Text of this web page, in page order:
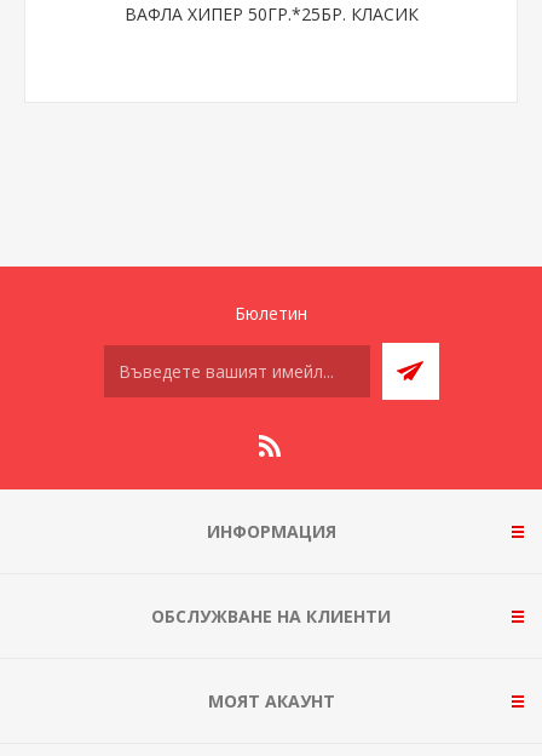
ВАФЛА ХИПЕР 50ГР.*25БР. КЛАСИК
Бюлетин
ИНФОРМАЦИЯ
ОБСЛУЖВАНЕ НА КЛИЕНТИ
МОЯТ АКАУНТ